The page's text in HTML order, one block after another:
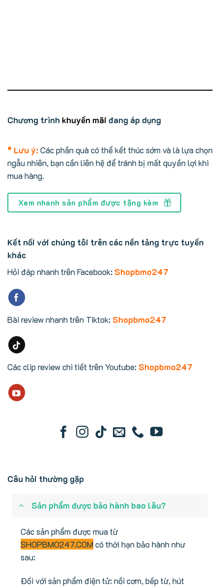
Chương trình khuyến mãi đang áp dụng
* Lưu ý: Các phần quà có thể kết thúc sớm và là lựa chọn
ngẫu nhiên, bạn cần liên hệ để tránh bị mất quyền lợi khi
mua hàng.
Xem nhanh sản phẩm được tặng kèm
Kết nối với chúng tôi trên các nền tảng trực tuyến
khác
Hỏi đáp nhanh trên Facebook: Shopbmo247
Bài review nhanh trên Tiktok: Shopbmo247
Các clip review chi tiết trên Youtube: Shopbmo247
Câu hỏi thường gặp
Sản phẩm được bảo hành bao lâu?
Các sản phẩm được mua từ
SHOPBMO247.COMcó thời hạn bảo hành như
sau:
Đối với sản phẩm điện tử: nồi cơm, bếp từ, hút